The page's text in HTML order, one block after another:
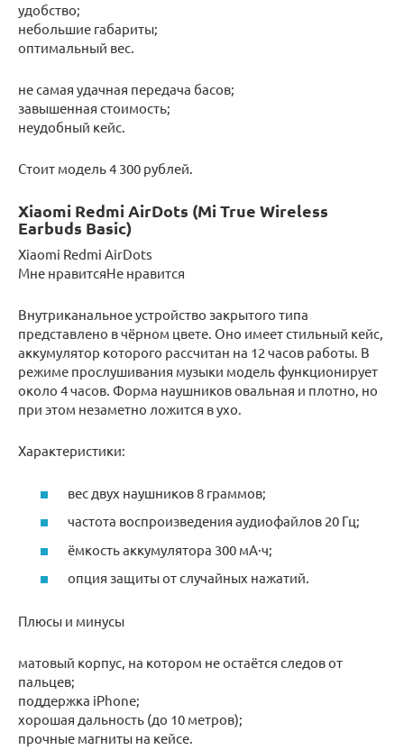
удобство;
небольшие габариты;
оптимальный вес.
не самая удачная передача басов;
завышенная стоимость;
неудобный кейс.
Стоит модель 4 300 рублей.
Xiaomi Redmi AirDots (Mi True Wireless
Earbuds Basic)
Xiaomi Redmi AirDots
Мне нравитсяНе нравится
Внутриканальное устройство закрытого типа
представлено в чёрном цвете. Оно имеет стильный кейс,
аккумулятор которого рассчитан на 12 часов работы. В
режиме прослушивания музыки модель функционирует
около 4 часов. Форма наушников овальная и плотно, но
при этом незаметно ложится в ухо.
Характеристики:
вес двух наушников 8 граммов;
частота воспроизведения аудиофайлов 20 Гц;
ёмкость аккумулятора 300 мА·ч;
опция защиты от случайных нажатий.
Плюсы и минусы
матовый корпус, на котором не остаётся следов от
пальцев;
поддержка iPhone;
хорошая дальность (до 10 метров);
прочные магниты на кейсе.